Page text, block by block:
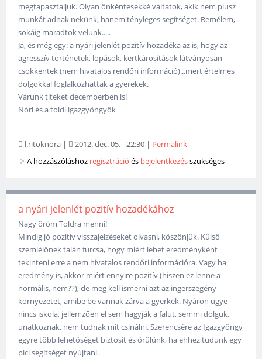
megtapasztaljuk. Olyan önkéntesekké váltatok, akik nem plusz
munkát adnak nekünk, hanem tényleges segítséget. Remélem,
sokáig maradtok velünk.....
Ja, és még egy: a nyári jelenlét pozitív hozadéka az is, hogy az
agresszív történetek, lopások, kertkárosítások látványosan
csökkentek (nem hivatalos rendőri információ)...mert értelmes
dolgokkal foglalkozhattak a gyerekek.
Várunk titeket decemberben is!
Nóri és a toldi igazgyöngyök
l.ritoknora | 2012. dec. 05. - 22:30 | Permalink
A hozzászóláshoz regisztráció és bejelentkezésszükséges
a nyári jelenlét pozitív hozadékához
Nagy öröm Toldra menni!
Mindig jó pozitív visszajelzéseket olvasni, köszönjük. Külső
szemlélőnek talán furcsa, hogy miért lehet eredményként
tekinteni erre a nem hivatalos rendőri információra. Vagy ha
eredmény is, akkor miért ennyire pozitív (hiszen ez lenne a
normális, nem??), de meg kell ismerni azt az ingerszegény
környezetet, amibe be vannak zárva a gyerkek. Nyáron ugye
nincs iskola, jellemzően el sem hagyják a falut, semmi dolguk,
unatkoznak, nem tudnak mit csinálni. Szerencsére az Igazgyöngy
egyre több lehetőséget biztosít és örülünk, ha ehhez tudunk egy
pici segítséget nyújtani.